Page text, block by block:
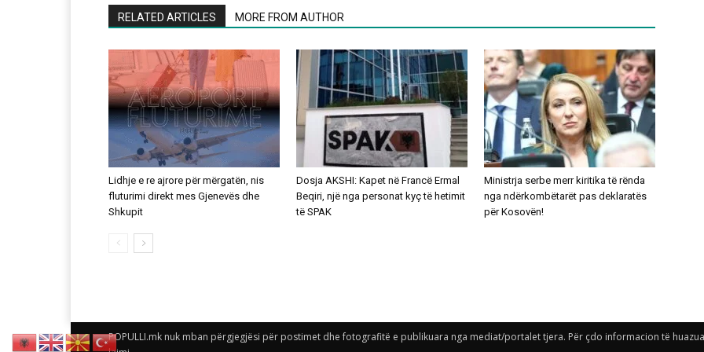
RELATED ARTICLES MORE FROM AUTHOR
Lidhje e re ajrore për mërgatën, nis
fluturimi direkt mes Gjenevës dhe
Shkupit
Dosja AKSHI: Kapet në Francë Ermal
Beqiri, një nga personat kyç të hetimit
të SPAK
Ministrja serbe merr kiritika të rënda
nga ndërkombëtarët pas deklaratës
për Kosovën!
POPULLI.mk nuk mban përgjegjësi për postimet dhe fotografitë e publikuara nga mediat/portalet tjera. Për çdo informacion të